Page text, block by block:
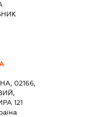
02166,
121